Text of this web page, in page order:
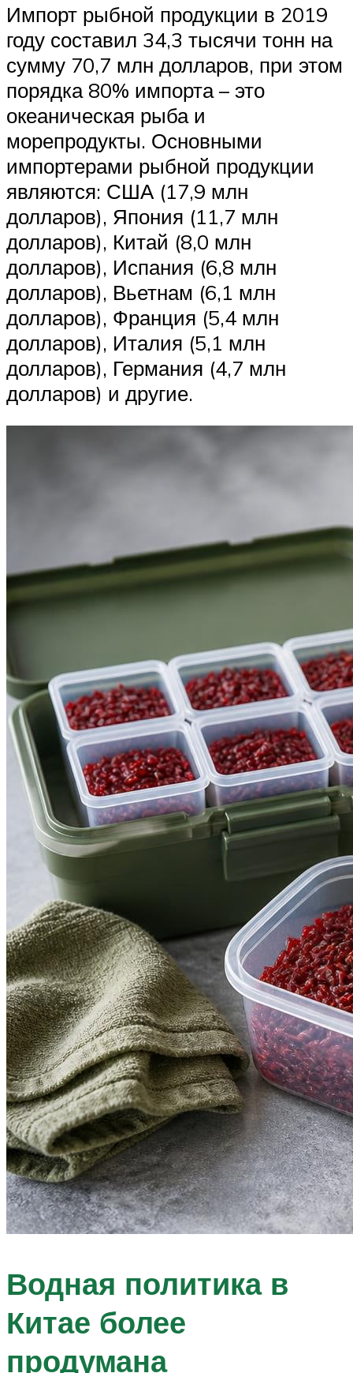
Импорт рыбной продукции в 2019
году составил 34,3 тысячи тонн на
сумму 70,7 млн долларов, при этом
порядка 80% импорта – это
океаническая рыба и
морепродукты. Основными
импортерами рыбной продукции
являются: США (17,9 млн
долларов), Япония (11,7 млн
долларов), Китай (8,0 млн
долларов), Испания (6,8 млн
долларов), Вьетнам (6,1 млн
долларов), Франция (5,4 млн
долларов), Италия (5,1 млн
долларов), Германия (4,7 млн
долларов) и другие.
Водная политика в
Китае более
продумана